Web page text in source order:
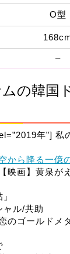
O型
–
の韓国
年”] 私
から降る一億
映画】黄泉が
ャル/共助
のゴールドメ